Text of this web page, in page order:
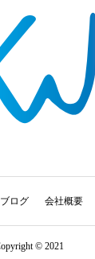
ブログ 会社概要
© 2021